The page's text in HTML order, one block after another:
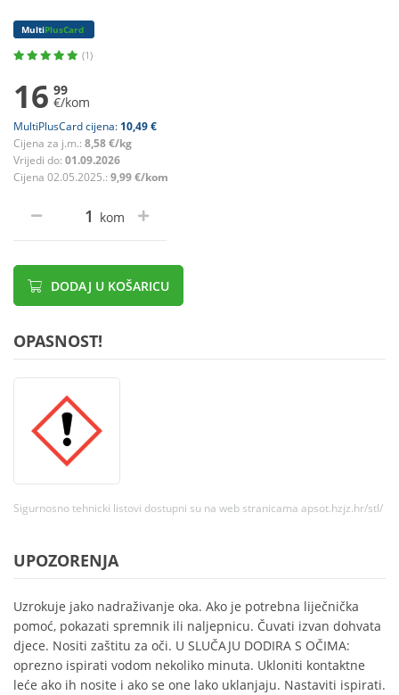
MultiPlusCard
(1)
16 99
€/kom
MultiPlusCard cijena: 10,49 €
Cijena za j.m.: 8,58 €/kg
Vrijedi do: 01.09.2026
Cijena 02.05.2025.: 9,99 €/kom
kom
DODAJ U KOŠARICU
OPASNOST!
Sigurnosno tehnicki listovi dostupni su na web stranicama apsot.hzjz.hr/stl/
UPOZORENJA
Uzrokuje jako nadraživanje oka. Ako je potrebna liječnička
pomoć, pokazati spremnik ili naljepnicu. Čuvati izvan dohvata
djece. Nositi zaštitu za oči. U SLUČAJU DODIRA S OČIMA:
oprezno ispirati vodom nekoliko minuta. Ukloniti kontaktne
leće ako ih nosite i ako se one lako uklanjaju. Nastaviti ispirati.